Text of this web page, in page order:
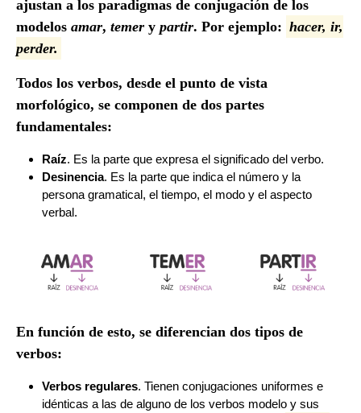
ajustan a los paradigmas de conjugación de los
modelos amar, temer y partir. Por ejemplo: hacer, ir,
perder.
Todos los verbos, desde el punto de vista
morfológico, se componen de dos partes
fundamentales:
Raíz. Es la parte que expresa el significado del verbo.
Desinencia. Es la parte que indica el número y la
persona gramatical, el tiempo, el modo y el aspecto
verbal.
En función de esto, se diferencian dos tipos de
verbos:
Verbos regulares. Tienen conjugaciones uniformes e
idénticas a las de alguno de los verbos modelo y sus